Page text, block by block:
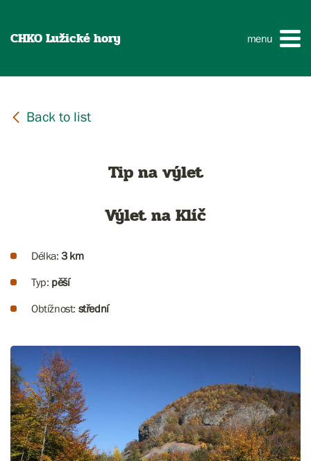
CHKO Lužické hory menu
Tip na výlet
Výlet na Klíč
Délka:3 km
Typ: pěší
Obtížnost: střední